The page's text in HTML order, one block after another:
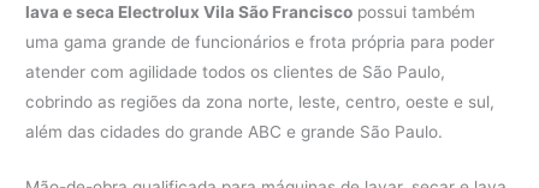
lava e seca Electrolux Vila São Francisco possui também
uma gama grande de funcionários e frota própria para poder
atender com agilidade todos os clientes de São Paulo,
cobrindo as regiões da zona norte, leste, centro, oeste e sul,
além das cidades do grande ABC e grande São Paulo.